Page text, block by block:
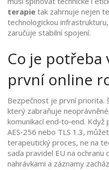
terapie tak zahrnuje nejen
technologickou
zaručuje stabilní spojení.
Co je potřeba
první online
Bezpečnost je první priorita.
který zabraňuje
komunikací end‑to‑end.
AES‑256 nebo TLS 1.3,
terapeutický proces, ne na
sada pravidel EU na ochranu
nahrávkami a záznamy